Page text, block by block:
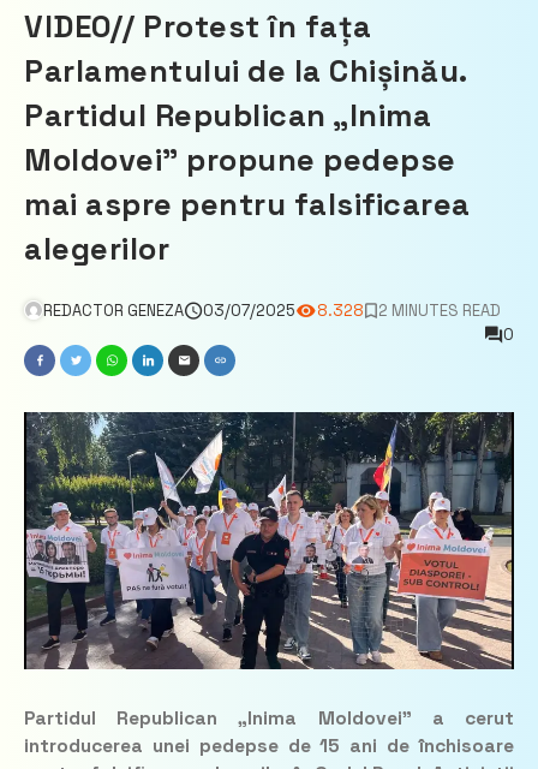
VIDEO// Protest în fața
Parlamentului de la Chișinău.
Partidul Republican „Inima
Moldovei” propune pedepse
mai aspre pentru falsificarea
alegerilor
REDACTOR GENEZA 03/07/2025 8.328
2 MINUTES READ
0
Partidul Republican „Inima Moldovei” a cerut
introducerea unei pedepse de 15 ani de închisoare